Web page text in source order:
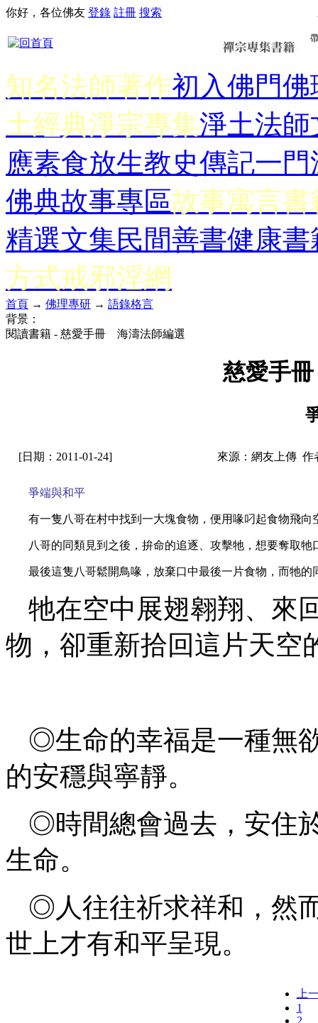
你好，各位佛友 登錄 註冊 搜索
知名法師著作初入佛門佛
土經典淨宗專集淨土法師
應素食放生教史傳記一門
佛典故事專區故事寓言書
精選文集民間善書健康書
方式戒邪淫網
首頁 → 佛理專研 → 語錄格言
背景：
閱讀書籍 - 慈愛手冊 海濤法師編選
慈愛手
[日期：2011-01-24] 來源：網友上傳 作
爭端與和平
有一隻八哥在村中找到一大塊食物，便用喙叼起食物飛向
八哥的同類見到之後，拚命的追逐、攻擊牠，想要奪取牠
最後這隻八哥鬆開鳥喙，放棄口中最後一片食物，而牠的
牠在空中展翅翱翔、來
物，卻重新拾回這片天空
◎生命的幸福是一種無
的安穩與寧靜。
◎時間總會過去，安住
生命。
◎人往往祈求祥和，然
世上才有和平呈現。
上
1
2